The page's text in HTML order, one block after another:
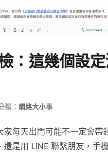
：這幾個設
類： 網路大小事
家每天出門可能不一定會帶
還是用 LINE 聯繫朋友，手